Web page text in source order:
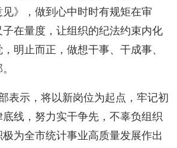
见》，做到心中时时有规矩在审
在量度，让组织的纪法约束内化
明止而正，做想干事、干成事、
示，将以新岗位为起点，牢记初
线，努力实干争先，不辜负组织
为全市统计事业高质量发展作出